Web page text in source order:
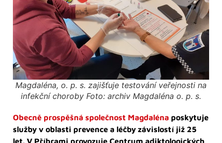
Magdaléna, o. p. s. zajišťuje testování veřejnosti na
infekční choroby Foto: archiv Magdaléna o. p. s.
Obecně prospěšná společnost Magdaléna poskytuje
služby v oblasti prevence a léčby závislostí již 25
let. V Příbrami provozuje Centrum adiktologických